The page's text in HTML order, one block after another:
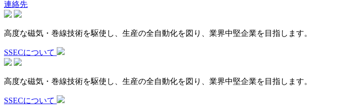
連絡先
高度な磁気・巻線技術を駆使し、生産の全自動化を図り、業界中堅企業を目指します。
SSECについて
高度な磁気・巻線技術を駆使し、生産の全自動化を図り、業界中堅企業を目指します。
SSECについて